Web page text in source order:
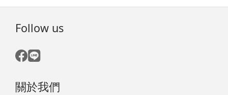
Follow us
關於我們